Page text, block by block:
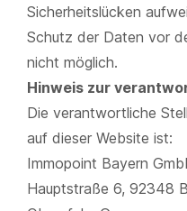
Sicherheitslücken
Schutz der Daten vor
nicht möglich.
Hinweis zur
Die verantwortliche
auf dieser Website ist:
Immopoint Bayern
Hauptstraße 6, 92348